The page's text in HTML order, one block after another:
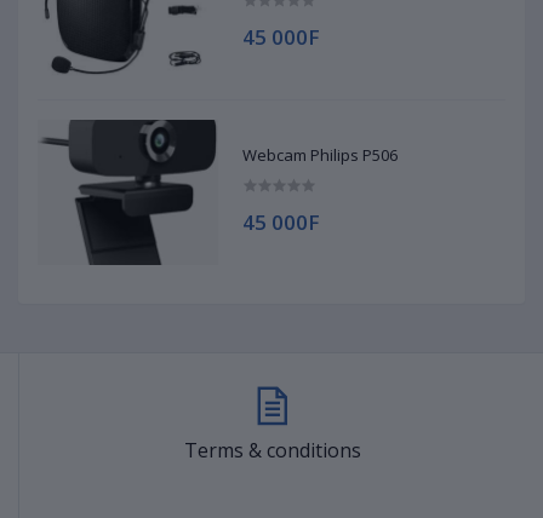
45 000F
Webcam Philips P506
45 000F
Terms & conditions